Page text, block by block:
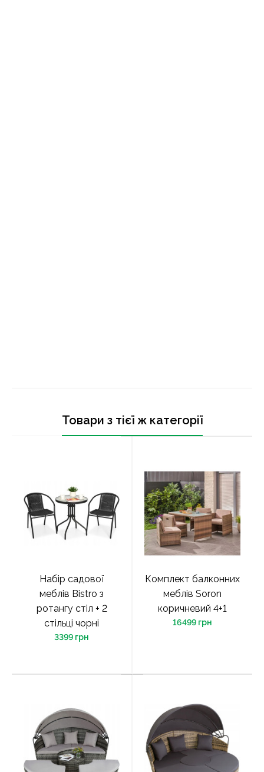
Товари з тієї ж категорії
Набір садової
меблів Bistro з
ротангу стіл + 2
стільці чорні
3399 грн
Комплект балконних
меблів Soron
коричневий 4+1
16499 грн